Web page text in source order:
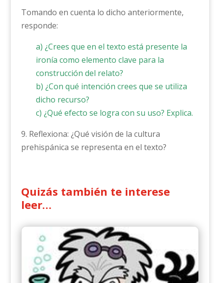
Tomando en cuenta lo dicho anteriormente,
responde:
a) ¿Crees que en el texto está presente la
ironía como elemento clave para la
construcción del relato?
b) ¿Con qué intención crees que se utiliza
dicho recurso?
c) ¿Qué efecto se logra con su uso? Explica.
9. Reflexiona: ¿Qué visión de la cultura
prehispánica se representa en el texto?
Quizás también te interese
leer…